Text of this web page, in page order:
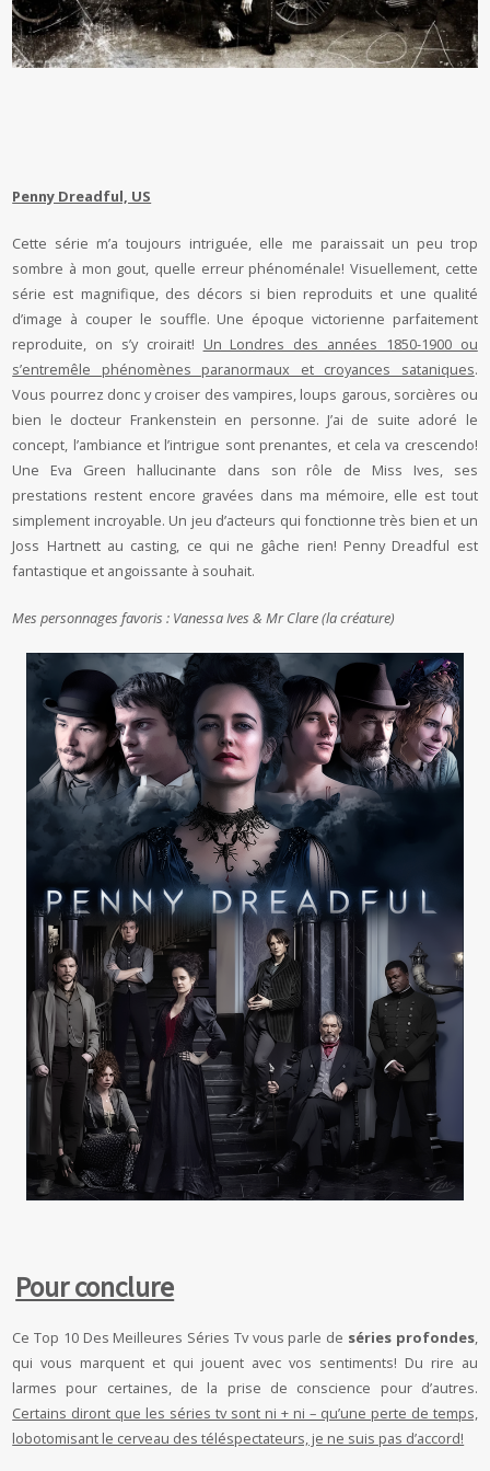
Penny Dreadful, US
Cette série m’a toujours intriguée, elle me paraissait un peu trop
sombre à mon gout, quelle erreur phénoménale! Visuellement, cette
série est magnifique, des décors si bien reproduits et une qualité
d’image à couper le souffle. Une époque victorienne parfaitement
reproduite, on s’y croirait! Un Londres des années 1850-1900 ou
s’entremêle phénomènes paranormaux et croyances sataniques.
Vous pourrez donc y croiser des vampires, loups garous, sorcières ou
bien le docteur Frankenstein en personne. J’ai de suite adoré le
concept, l’ambiance et l’intrigue sont prenantes, et cela va crescendo!
Une Eva Green hallucinante dans son rôle de Miss Ives, ses
prestations restent encore gravées dans ma mémoire, elle est tout
simplement incroyable. Un jeu d’acteurs qui fonctionne très bien et un
Joss Hartnett au casting, ce qui ne gâche rien! Penny Dreadful est
fantastique et angoissante à souhait.
Mes personnages favoris : Vanessa Ives & Mr Clare (la créature)
Pour conclure
Ce Top 10 Des Meilleures Séries Tv vous parle de séries profondes,
qui vous marquent et qui jouent avec vos sentiments! Du rire au
larmes pour certaines, de la prise de conscience pour d’autres.
Certains diront que les séries tv sont ni + ni – qu’une perte de temps,
lobotomisant le cerveau des téléspectateurs, je ne suis pas d’accord!